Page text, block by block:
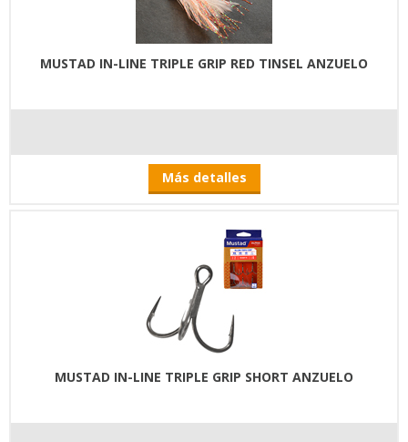
MUSTAD IN-LINE TRIPLE GRIP RED TINSEL ANZUELO
Más detalles
MUSTAD IN-LINE TRIPLE GRIP SHORT ANZUELO